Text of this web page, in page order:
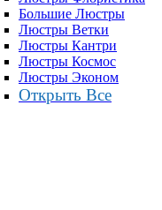
Большие Люстры
Люстры Ветки
Люстры Кантри
Люстры Космос
Люстры Эконом
Открыть Все